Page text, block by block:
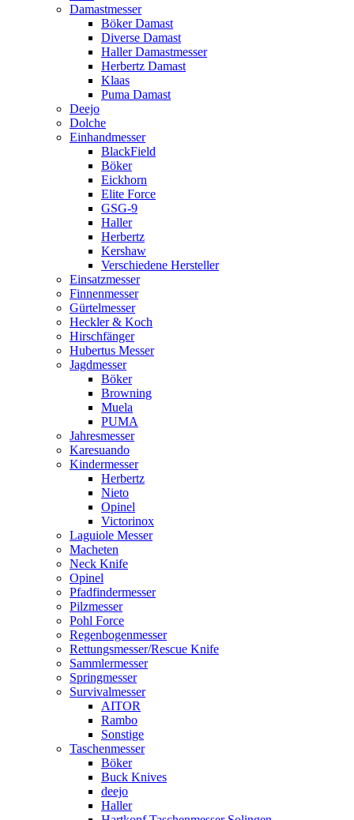
Damastmesser
Böker Damast
Diverse Damast
Haller Damastmesser
Herbertz Damast
Klaas
Puma Damast
Deejo
Dolche
Einhandmesser
BlackField
Böker
Eickhorn
Elite Force
GSG-9
Haller
Herbertz
Kershaw
Verschiedene Hersteller
Einsatzmesser
Finnenmesser
Gürtelmesser
Heckler & Koch
Hirschfänger
Hubertus Messer
Jagdmesser
Böker
Browning
Muela
PUMA
Jahresmesser
Karesuando
Kindermesser
Herbertz
Nieto
Opinel
Victorinox
Laguiole Messer
Macheten
Neck Knife
Opinel
Pfadfindermesser
Pilzmesser
Pohl Force
Regenbogenmesser
Rettungsmesser/Rescue Knife
Sammlermesser
Springmesser
Survivalmesser
AITOR
Rambo
Sonstige
Taschenmesser
Böker
Buck Knives
deejo
Haller